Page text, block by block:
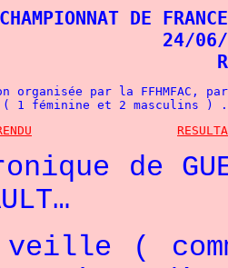
DE
24/
organisée par la FFHMFAC,
( 1 féminine et 2 masculins
de
(